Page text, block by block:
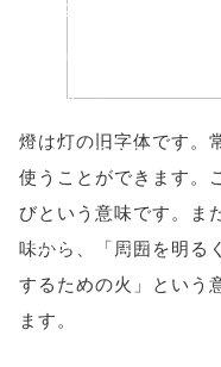
height=450,
toolbar=no,
scrollbars=yes'
false;"> シェア
燈は灯の旧字体です。
使うことができます。
びという意味です。ま
味から、「周囲を明る
するための火」という
ます。